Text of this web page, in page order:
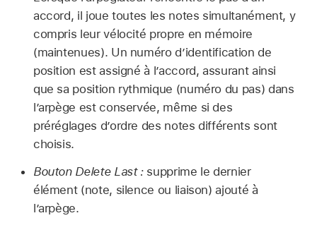
accord, il joue toutes les notes simultanément, y
compris leur vélocité propre en mémoire
(maintenues). Un numéro d’identification de
position est assigné à l’accord, assurant ainsi
que sa position rythmique (numéro du pas) dans
l’arpège est conservée, même si des
préréglages d’ordre des notes différents sont
choisis.
Bouton Delete Last :supprime le dernier
élément (note, silence ou liaison) ajouté à
l’arpège.